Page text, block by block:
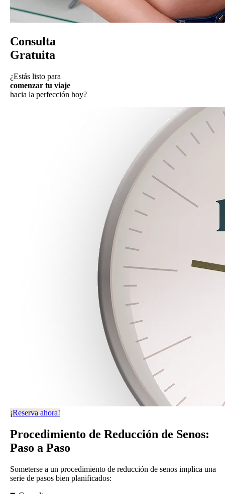
Consulta
Gratuita
¿Estás listo para
comenzar tu viaje
hacia la perfección hoy?
¡Reserva ahora!
Procedimiento de Reducción de Senos:
Paso a Paso
Someterse a un procedimiento de reducción de senos implica una
serie de pasos bien planificados: